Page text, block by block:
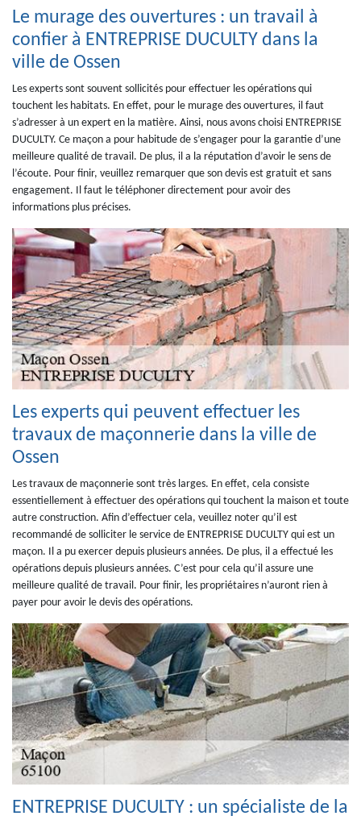
Le murage des ouvertures : un travail à
confier à ENTREPRISE DUCULTY dans la
ville de Ossen
Les experts sont souvent sollicités pour effectuer les opérations qui
touchent les habitats. En effet, pour le murage des ouvertures, il faut
s’adresser à un expert en la matière. Ainsi, nous avons choisi ENTREPRISE
DUCULTY. Ce maçon a pour habitude de s’engager pour la garantie d’une
meilleure qualité de travail. De plus, il a la réputation d’avoir le sens de
l’écoute. Pour finir, veuillez remarquer que son devis est gratuit et sans
engagement. Il faut le téléphoner directement pour avoir des
informations plus précises.
Les experts qui peuvent effectuer les
travaux de maçonnerie dans la ville de
Ossen
Les travaux de maçonnerie sont très larges. En effet, cela consiste
essentiellement à effectuer des opérations qui touchent la maison et toute
autre construction. Afin d’effectuer cela, veuillez noter qu’il est
recommandé de solliciter le service de ENTREPRISE DUCULTY qui est un
maçon. Il a pu exercer depuis plusieurs années. De plus, il a effectué les
opérations depuis plusieurs années. C’est pour cela qu’il assure une
meilleure qualité de travail. Pour finir, les propriétaires n’auront rien à
payer pour avoir le devis des opérations.
ENTREPRISE DUCULTY : un spécialiste de la